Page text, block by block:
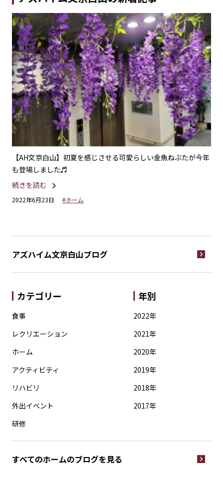
【AH文京白山】初夏を感じさせる可愛らしい金魚ねぶたが今年
も登場しました♬
続きを読む
2022年6月23日 #ホーム
アズハイム文京白山ブログ
カテゴリー
食事
レクリエーション
ホーム
アクティビティ
リハビリ
外出イベント
研修
年別
2022年
2021年
2020年
2019年
2018年
2017年
すべてのホームのブログを見る